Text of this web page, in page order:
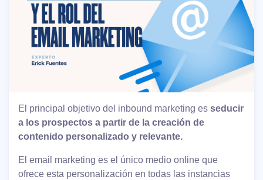
El principal objetivo del inbound marketing es seducir
a los prospectos a partir de la creación de
contenido personalizado y relevante.
El email marketing es el único medio online que
ofrece esta personalización en todas las instancias